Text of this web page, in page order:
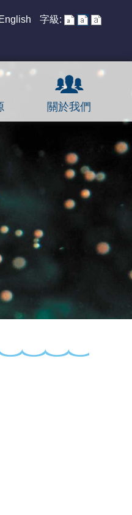
English
字級:
關於我們